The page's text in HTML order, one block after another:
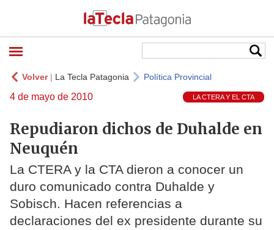
Volver| La Tecla Patagonia Política Provincial
4 de mayo de 2010 LA CTERA Y EL CTA
Repudiaron dichos de Duhalde en
Neuquén
La CTERA y la CTA dieron a conocer un
duro comunicado contra Duhalde y
Sobisch. Hacen referencias a
declaraciones del ex presidente durante su